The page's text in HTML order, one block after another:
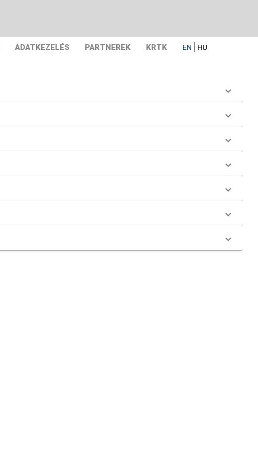
ADATKEZELÉS PARTNEREK KRTK EN HU